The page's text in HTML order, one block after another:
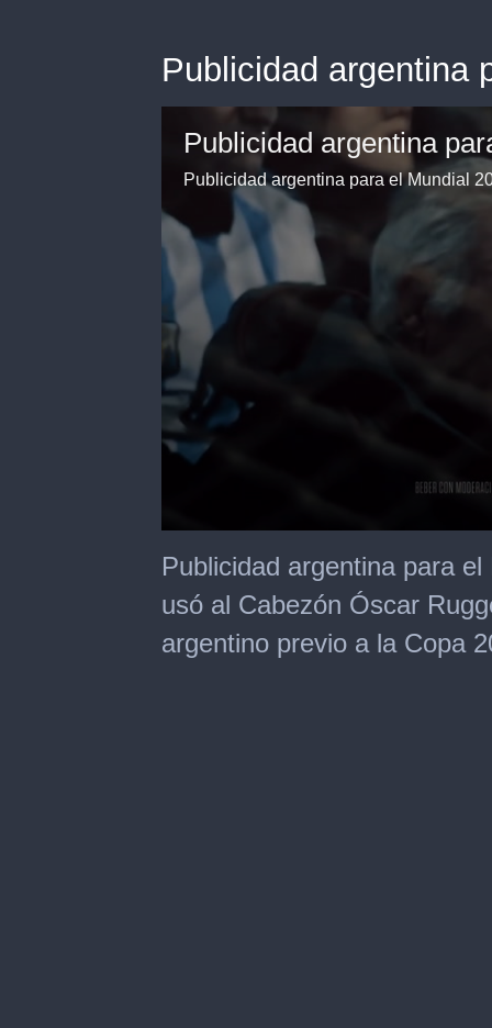
Publicidad argentina
Publicidad argentina
seconds
of
minute,
seconds
Publicidad argentina para
usó al Cabezón Óscar
argentino previo a la Copa